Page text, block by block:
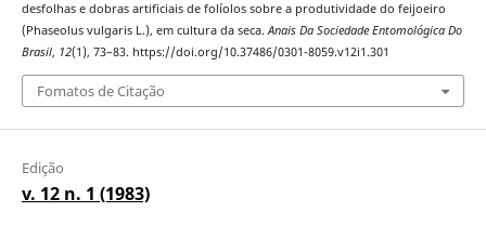
desfolhas e dobras artificiais de folíolos sobre a produtividade do feijoeiro
(Phaseolus vulgaris L.), em cultura da seca.Anais Da Sociedade Entomológica Do
Brasil, 12(1), 73–83. https://doi.org/10.37486/0301-8059.v12i1.301
Fomatos de Citação
Edição
v. 12 n. 1 (1983)